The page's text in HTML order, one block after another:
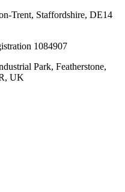
Trent, Staffordshire, DE14
1084907
Park, Featherstone,
UK